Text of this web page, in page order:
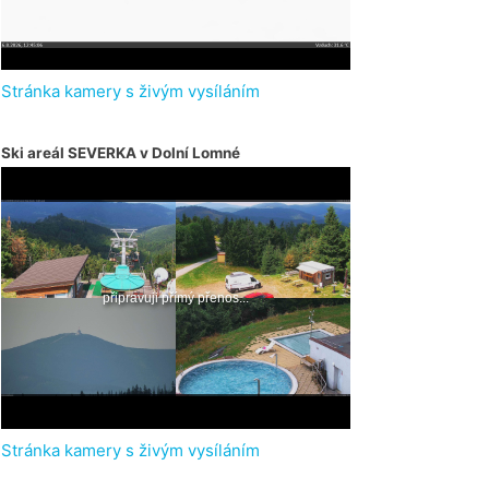
Stránka kamery s živým vysíláním
Ski areál SEVERKA v Dolní Lomné
Stránka kamery s živým vysíláním